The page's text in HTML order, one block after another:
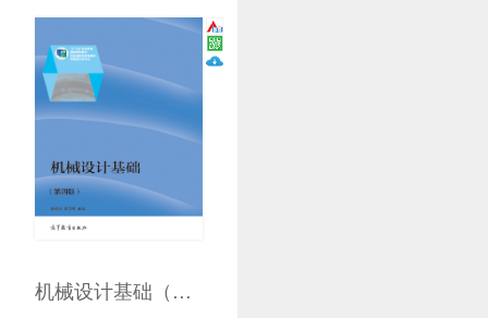
机械设计基础（第四版）